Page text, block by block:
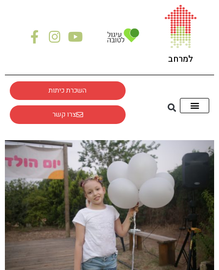
למרחב
השכרת כיתות
צרו קשר